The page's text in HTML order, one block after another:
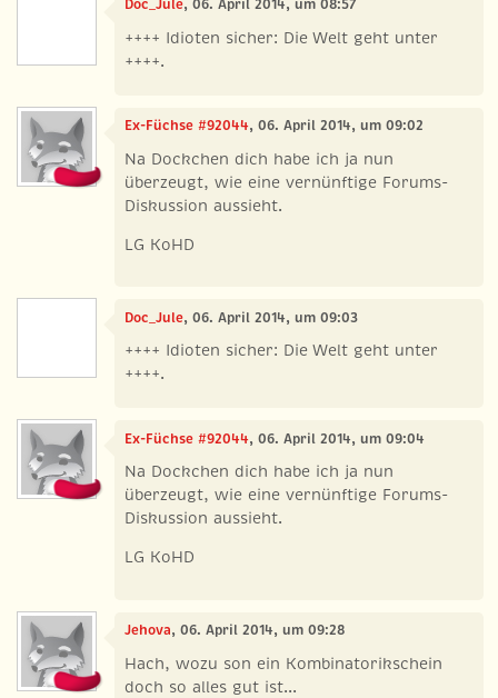
Doc_Jule, 06. April 2014, um 08:57
++++ Idioten sicher: Die Welt geht unter
++++.
Ex-Füchse #92044, 06. April 2014, um 09:02
Na Dockchen dich habe ich ja nun
überzeugt, wie eine vernünftige Forums-
Diskussion aussieht.
LG KoHD
Doc_Jule, 06. April 2014, um 09:03
++++ Idioten sicher: Die Welt geht unter
++++.
Ex-Füchse #92044, 06. April 2014, um 09:04
Na Dockchen dich habe ich ja nun
überzeugt, wie eine vernünftige Forums-
Diskussion aussieht.
LG KoHD
Jehova, 06. April 2014, um 09:28
Hach, wozu son ein Kombinatorikschein
doch so alles gut ist...